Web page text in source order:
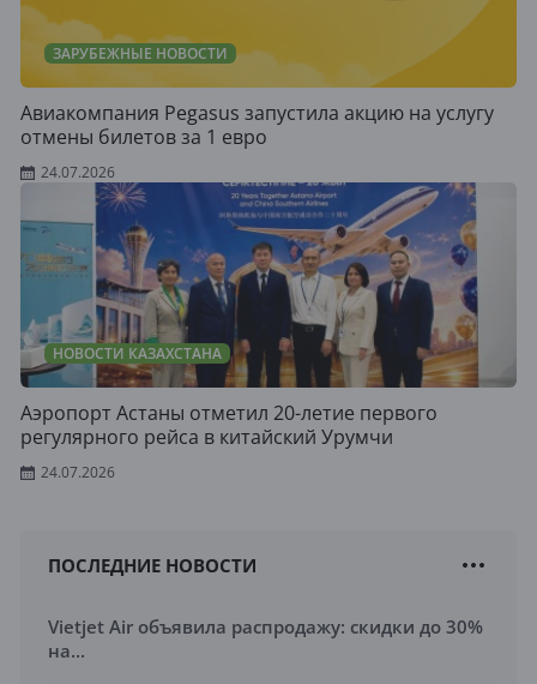
ЗАРУБЕЖНЫЕ НОВОСТИ
Авиакомпания Pegasus запустила акцию на услугу
отмены билетов за 1 евро
24.07.2026
НОВОСТИ КАЗАХСТАНА
Аэропорт Астаны отметил 20-летие первого
регулярного рейса в китайский Урумчи
24.07.2026
ПОСЛЕДНИЕ НОВОСТИ
Vietjet Air объявила распродажу: скидки до 30%
на...